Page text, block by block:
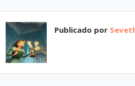
Publicado por